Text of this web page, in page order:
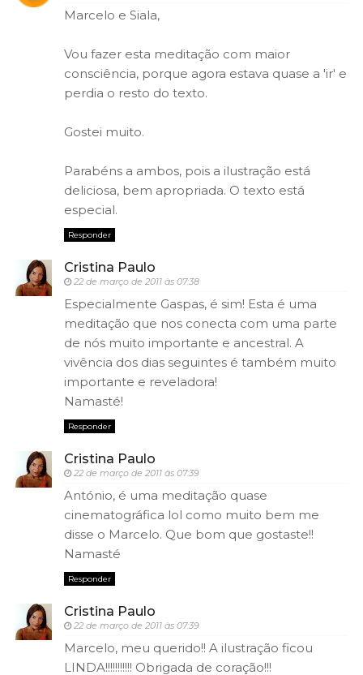
Marcelo e Siala,
Vou fazer esta meditação com maior
consciência, porque agora estava quase a 'ir' e
perdia o resto do texto.
Gostei muito.
Parabéns a ambos, pois a ilustração está
deliciosa, bem apropriada. O texto está
especial.
Responder
Cristina Paulo
22 de março de 2011 às 07:38
Especialmente Gaspas, é sim! Esta é uma
meditação que nos conecta com uma parte
de nós muito importante e ancestral. A
vivência dos dias seguintes é também muito
importante e reveladora!
Namasté!
Responder
Cristina Paulo
22 de março de 2011 às 07:39
António, é uma meditação quase
cinematográfica lol como muito bem me
disse o Marcelo. Que bom que gostaste!!
Namasté
Responder
Cristina Paulo
22 de março de 2011 às 07:39
Marcelo, meu querido!! A ilustração ficou
LINDA!!!!!!!!!!! Obrigada de coração!!!